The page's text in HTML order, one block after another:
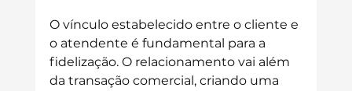
O vínculo estabelecido entre o cliente e
o atendente é fundamental para a
fidelização. O relacionamento vai além
da transação comercial, criando uma